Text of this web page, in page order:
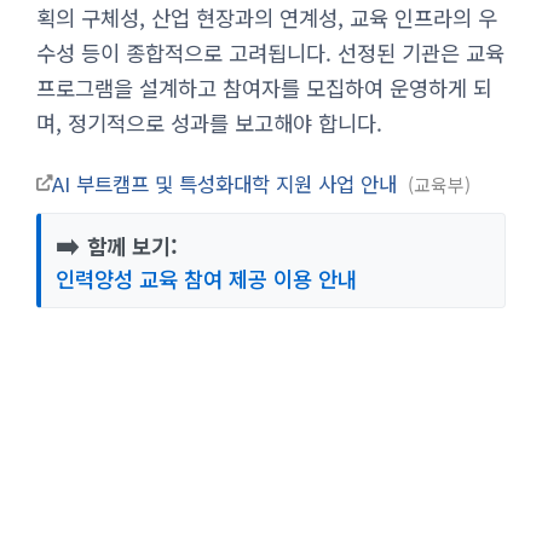
획의 구체성, 산업 현장과의 연계성, 교육 인프라의 우
수성 등이 종합적으로 고려됩니다. 선정된 기관은 교육
프로그램을 설계하고 참여자를 모집하여 운영하게 되
며, 정기적으로 성과를 보고해야 합니다.
AI 부트캠프 및 특성화대학 지원 사업 안내 교육부
➡️ 함께 보기:
인력양성 교육 참여 제공 이용 안내